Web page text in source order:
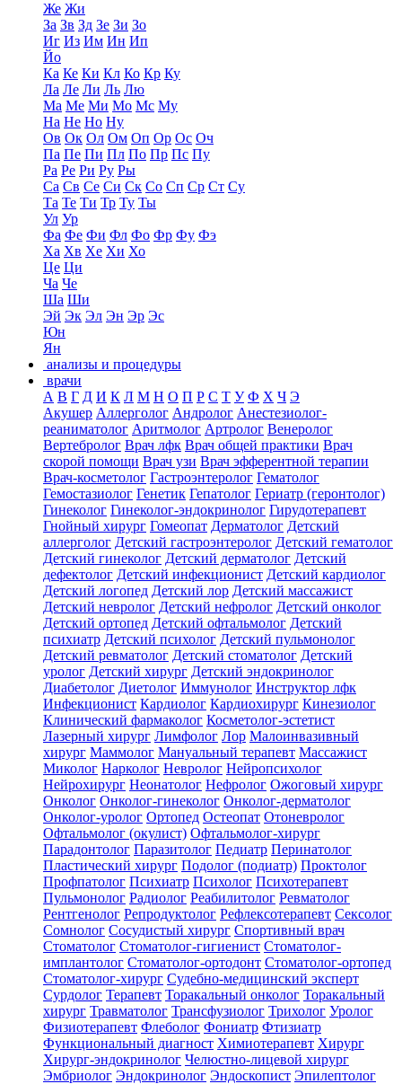
Же Жи
За Зв Зд Зе Зи Зо
Иг Из Им Ин Ип
Йо
Ка Ке Ки Кл Ко Кр Ку
Ла Ле Ли Ль Лю
Ма Ме Ми Мо Мс Му
На Не Но Ну
Ов Ок Ол Ом Оп Ор Ос Оч
Па Пе Пи Пл По Пр Пс Пу
Ра Ре Ри Ру Ры
Са Св Се Си Ск Со Сп Ср Ст Су
Та Те Ти Тр Ту Ты
Ул Ур
Фа Фе Фи Фл Фо Фр Фу Фэ
Ха Хв Хе Хи Хо
Це Ци
Ча Че
Ша Ши
Эй Эк Эл Эн Эр Эс
Юн
Ян
анализы и процедуры
врачи
А В Г Д И К Л М Н О П Р С Т У Ф Х Ч Э
Акушер Аллерголог Андролог Анестезиолог-
реаниматолог Аритмолог Артролог Венеролог
Вертебролог Врач лфк Врач общей практики Врач
скорой помощи Врач узи Врач эфферентной терапии
Врач-косметолог Гастроэнтеролог Гематолог
Гемостазиолог Генетик Гепатолог Гериатр (геронтолог)
Гинеколог Гинеколог-эндокринолог Гирудотерапевт
Гнойный хирург Гомеопат Дерматолог Детский
аллерголог Детский гастроэнтеролог Детский гематолог
Детский гинеколог Детский дерматолог Детский
дефектолог Детский инфекционист Детский кардиолог
Детский логопед Детский лор Детский массажист
Детский невролог Детский нефролог Детский онколог
Детский ортопед Детский офтальмолог Детский
психиатр Детский психолог Детский пульмонолог
Детский ревматолог Детский стоматолог Детский
уролог Детский хирург Детский эндокринолог
Диабетолог Диетолог Иммунолог Инструктор лфк
Инфекционист Кардиолог Кардиохирург Кинезиолог
Клинический фармаколог Косметолог-эстетист
Лазерный хирург Лимфолог Лор Малоинвазивный
хирург Маммолог Мануальный терапевт Массажист
Миколог Нарколог Невролог Нейропсихолог
Нейрохирург Неонатолог Нефролог Ожоговый хирург
Онколог Онколог-гинеколог Онколог-дерматолог
Онколог-уролог Ортопед Остеопат Отоневролог
Офтальмолог (окулист) Офтальмолог-хирург
Парадонтолог Паразитолог Педиатр Перинатолог
Пластический хирург Подолог (подиатр) Проктолог
Профпатолог Психиатр Психолог Психотерапевт
Пульмонолог Радиолог Реабилитолог Ревматолог
Рентгенолог Репродуктолог Рефлексотерапевт Сексолог
Сомнолог Сосудистый хирург Спортивный врач
Стоматолог Стоматолог-гигиенист Стоматолог-
имплантолог Стоматолог-ортодонт Стоматолог-ортопед
Стоматолог-хирург Судебно-медицинский эксперт
Сурдолог Терапевт Торакальный онколог Торакальный
хирург Травматолог Трансфузиолог Трихолог Уролог
Физиотерапевт Флеболог Фониатр Фтизиатр
Функциональный диагност Химиотерапевт Хирург
Хирург-эндокринолог Челюстно-лицевой хирург
Эмбриолог Эндокринолог Эндоскопист Эпилептолог